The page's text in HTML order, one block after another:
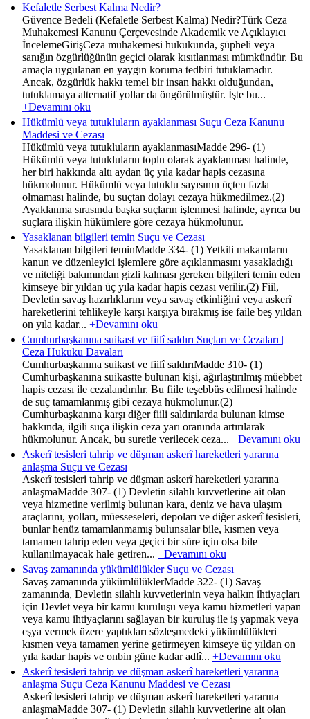
Kefaletle Serbest Kalma Nedir?
Güvence Bedeli (Kefaletle Serbest Kalma) Nedir?Türk Ceza
Muhakemesi Kanunu Çerçevesinde Akademik ve Açıklayıcı
İncelemeGirişCeza muhakemesi hukukunda, şüpheli veya
sanığın özgürlüğünün geçici olarak kısıtlanması mümkündür. Bu
amaçla uygulanan en yaygın koruma tedbiri tutuklamadır.
Ancak, özgürlük hakkı temel bir insan hakkı olduğundan,
tutuklamaya alternatif yollar da öngörülmüştür. İşte bu...
+Devamını oku
Hükümlü veya tutukluların ayaklanması Suçu Ceza Kanunu
Maddesi ve Cezası
Hükümlü veya tutukluların ayaklanmasıMadde 296- (1)
Hükümlü veya tutukluların toplu olarak ayaklanması halinde,
her biri hakkında altı aydan üç yıla kadar hapis cezasına
hükmolunur. Hükümlü veya tutuklu sayısının üçten fazla
olmaması halinde, bu suçtan dolayı cezaya hükmedilmez.(2)
Ayaklanma sırasında başka suçların işlenmesi halinde, ayrıca bu
suçlara ilişkin hükümlere göre cezaya hükmolunur.
Yasaklanan bilgileri temin Suçu ve Cezası
Yasaklanan bilgileri teminMadde 334- (1) Yetkili makamların
kanun ve düzenleyici işlemlere göre açıklanmasını yasakladığı
ve niteliği bakımından gizli kalması gereken bilgileri temin eden
kimseye bir yıldan üç yıla kadar hapis cezası verilir.(2) Fiil,
Devletin savaş hazırlıklarını veya savaş etkinliğini veya askerî
hareketlerini tehlikeyle karşı karşıya bırakmış ise faile beş yıldan
on yıla kadar... +Devamını oku
Cumhurbaşkanına suikast ve fiilî saldırı Suçları ve Cezaları |
Ceza Hukuku Davaları
Cumhurbaşkanına suikast ve fiilî saldırıMadde 310- (1)
Cumhurbaşkanına suikastte bulunan kişi, ağırlaştırılmış müebbet
hapis cezası ile cezalandırılır. Bu fiile teşebbüs edilmesi halinde
de suç tamamlanmış gibi cezaya hükmolunur.(2)
Cumhurbaşkanına karşı diğer fiili saldırılarda bulunan kimse
hakkında, ilgili suça ilişkin ceza yarı oranında artırılarak
hükmolunur. Ancak, bu suretle verilecek ceza... +Devamını oku
Askerî tesisleri tahrip ve düşman askerî hareketleri yararına
anlaşma Suçu ve Cezası
Askerî tesisleri tahrip ve düşman askerî hareketleri yararına
anlaşmaMadde 307- (1) Devletin silahlı kuvvetlerine ait olan
veya hizmetine verilmiş bulunan kara, deniz ve hava ulaşım
araçlarını, yolları, müesseseleri, depoları ve diğer askerî tesisleri,
bunlar henüz tamamlanmamış bulunsalar bile, kısmen veya
tamamen tahrip eden veya geçici bir süre için olsa bile
kullanılmayacak hale getiren... +Devamını oku
Savaş zamanında yükümlülükler Suçu ve Cezası
Savaş zamanında yükümlülüklerMadde 322- (1) Savaş
zamanında, Devletin silahlı kuvvetlerinin veya halkın ihtiyaçları
için Devlet veya bir kamu kuruluşu veya kamu hizmetleri yapan
veya kamu ihtiyaçlarını sağlayan bir kuruluş ile iş yapmak veya
eşya vermek üzere yaptıkları sözleşmedeki yükümlülükleri
kısmen veya tamamen yerine getirmeyen kimseye üç yıldan on
yıla kadar hapis ve onbin güne kadar adlî... +Devamını oku
Askerî tesisleri tahrip ve düşman askerî hareketleri yararına
anlaşma Suçu Ceza Kanunu Maddesi ve Cezası
Askerî tesisleri tahrip ve düşman askerî hareketleri yararına
anlaşmaMadde 307- (1) Devletin silahlı kuvvetlerine ait olan